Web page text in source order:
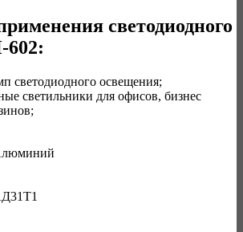
светодиодного
светодиодного освещения;
светильники для офисов, бизнес